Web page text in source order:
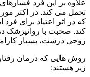
علاوه بر این فرد
تحمل می کند. در اکثر
که در اثر اعتیاد برای
کند. صحبت با روانپزشک
روحی درست، بسیار
روش هایی که درمان
زیر هستند: